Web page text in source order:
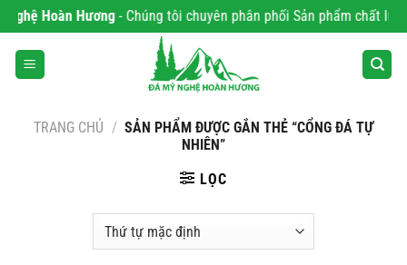
qua
nội
dung
Hoàn Hương- Chúng tôi chuyên phân phối Sản phẩm chất
TRANG CHỦ / SẢN PHẨM ĐƯỢC GẮN THẺ “CỔNG ĐÁ TỰ
NHIÊN”
LỌC